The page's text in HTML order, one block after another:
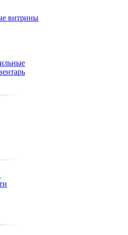
витрины